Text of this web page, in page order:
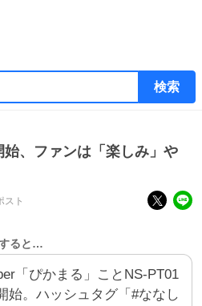
検索
、ファンは「楽しみ」や
スト
ると…
「ぴかまる」ことNS-PT01
始。ハッシュタグ「#ななし